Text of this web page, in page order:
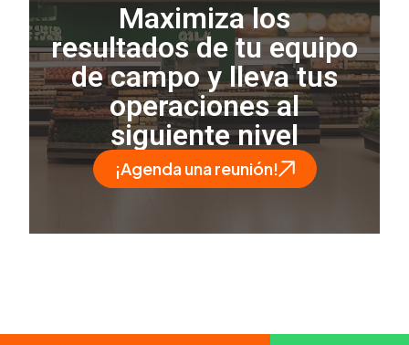
Maximiza los
resultados de tu equipo
de campo y lleva tus
operaciones al
siguiente nivel
¡Agenda una reunión!